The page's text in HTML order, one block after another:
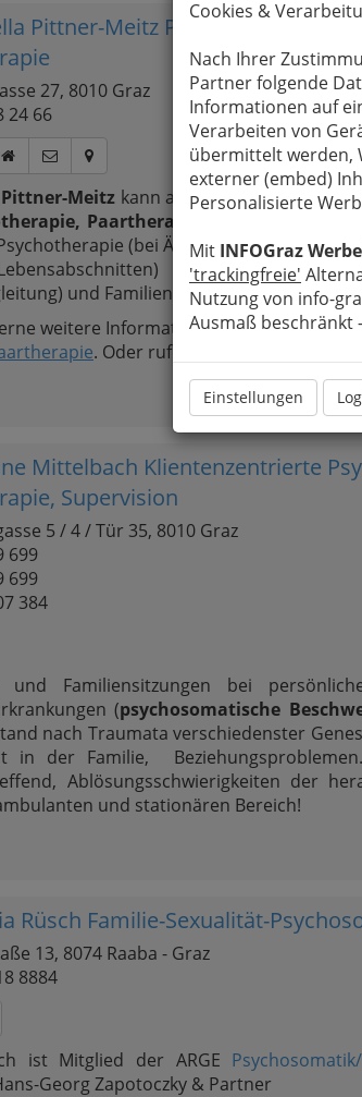
Cookies &
Nach Ihrer
Partner folgende
Informationen auf
Verarbeiten von
übermittelt werden,
externer (embed)
Personalisierte
Mit INFOGraz
'trackingfreie'
Nutzung von info-
Ausmaß beschränkt
Einstellungen
Pittner-Meitz Psychotherapie -
27, 8010 Graz
24 66
Meitz kann auf umfangreiche
Paartherapie
(bei Ängsten, Zwängen,
vor allem
und Familientherapie.
weitere Informationen? Hier erfahren
. Oder rufen Sie mich ganz
Mittelbach Klientenzentrierte
Supervision
5 / 4 / Tür 35, 8010 Graz
699
699
384
und Familiensitzungen bei
(psychosomatische
nach Traumata verschiedenster
in der Familie,
Ablösungsschwierigkeiten der
und stationären Bereich!
Rüsch Familie-Sexualität-
13, 8074 Raaba - Graz
8884
ist Mitglied der ARGE
Georg Zapotoczky & Partner